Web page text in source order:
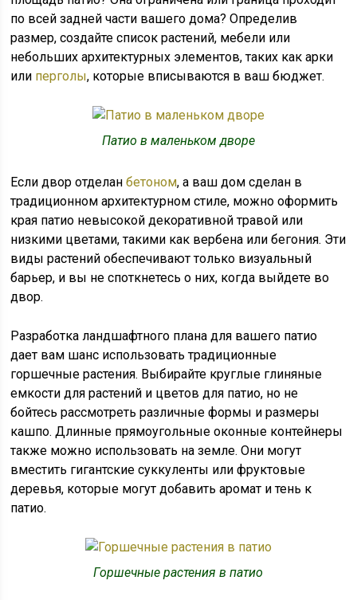
по всей задней части вашего дома? Определив
размер, создайте список растений, мебели или
небольших архитектурных элементов, таких как арки
или перголы, которые вписываются в ваш бюджет.
Патио в маленьком дворе
Если двор отделанбетоном, а ваш дом сделан в
традиционном архитектурном стиле, можно оформить
края патио невысокой декоративной травой или
низкими цветами, такими как вербена или бегония. Эти
виды растений обеспечивают только визуальный
барьер, и вы не споткнетесь о них, когда выйдете во
двор.
Разработка ландшафтного плана для вашего патио
дает вам шанс использовать традиционные
горшечные растения. Выбирайте круглые глиняные
емкости для растений и цветов для патио, но не
бойтесь рассмотреть различные формы и размеры
кашпо. Длинные прямоугольные оконные контейнеры
также можно использовать на земле. Они могут
вместить гигантские суккуленты или фруктовые
деревья, которые могут добавить аромат и тень к
патио.
Горшечные растения в патио